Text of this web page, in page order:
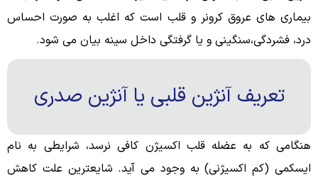
بیماری های عروق کرونر و قلب است که اغلب به صورت احساس
درد، فشردگی،سنگینی و یا گرفتگی داخل سینه بیان می شود.
تعریف آنژین قلبی یا آنژین صدری
هنگامی که به عضله قلب اکسیژن کافی نرسد، شرایطی به نام
ایسکمی (کم اکسیژنی) به وجود می آید. شایعترین علت کاهش